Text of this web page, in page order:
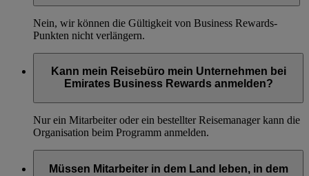
Nein, wir können die Gültigkeit von Business Rewards-
Punkten nicht verlängern.
Kann mein Reisebüro mein Unternehmen bei
Emirates Business Rewards anmelden?
Nur ein Mitarbeiter oder ein bestellter Reisemanager kann die
Organisation beim Programm anmelden.
Müssen Mitarbeiter in dem Land leben, in dem